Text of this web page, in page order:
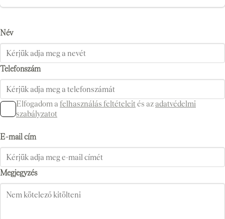
Név
Telefonszám
Elfogadom a felhasználás feltételeités azadatvédelmi
szabályzatot
E-mail cím
Megjegyzés